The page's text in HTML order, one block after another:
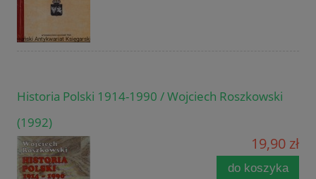
Historia Polski 1914-1990 / Wojciech Roszkowski
(1992)
19,90 zł
do koszyka